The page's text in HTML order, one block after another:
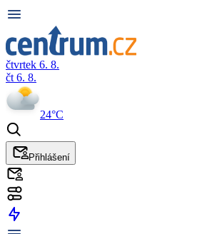
čtvrtek 6. 8.
čt 6. 8.
24°C
Přihlášení